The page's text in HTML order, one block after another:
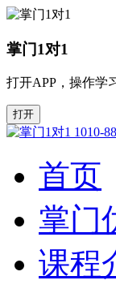
掌门1对1
打开APP，操作学
打开
1010-
首页
掌门
课程